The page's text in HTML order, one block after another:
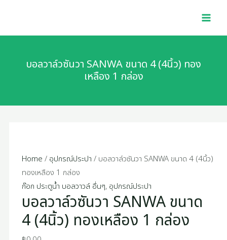
content
บอลวาล์วซันวา SANWA ขนาด 4 (4นิ้ว) ทอง
เหลือง 1 กล่อง
Home / อุปกรณ์ประปา / บอลวาล์วซันวา SANWA ขนาด 4 (4นิ้ว)
ทองเหลือง 1 กล่อง
ก๊อก ประตูน้ำ บอลวาวล์ อื่นๆ, อุปกรณ์ประปา
บอลวาล์วซันวา SANWA ขนาด
4 (4นิ้ว) ทองเหลือง 1 กล่อง